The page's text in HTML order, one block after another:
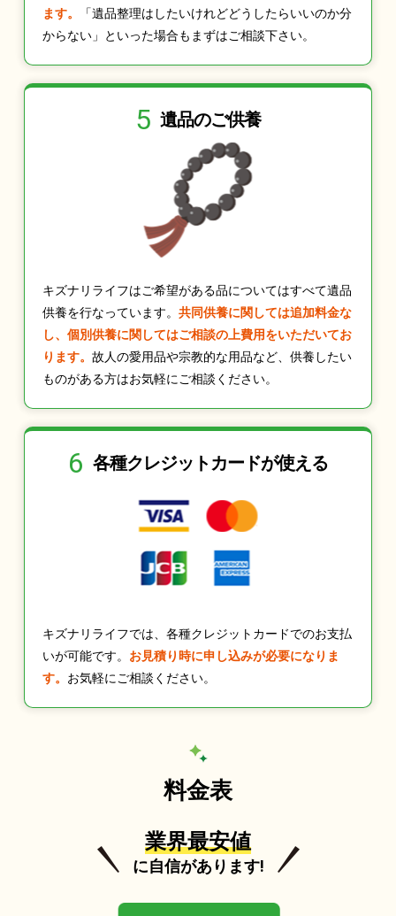
ます。
「遺品整理はしたいけれどどうしたらいいのか分
からない」といった場合もまずはご相談下さい。
5 遺品のご供養
キズナリライフはご希望がある品についてはすべて遺品
供養を行なっています。 共同供養に関しては追加料金な
し、個別供養に関してはご相談の上費用をいただいてお
ります。 故人の愛用品や宗教的な用品など、供養したい
ものがある方はお気軽にご相談ください。
6 各種クレジットカードが使える
キズナリライフでは、各種クレジットカードでのお支払
いが可能です。 お見積り時に申し込みが必要になりま
す。 お気軽にご相談ください。
料金表
業界最安値
に自信があります!